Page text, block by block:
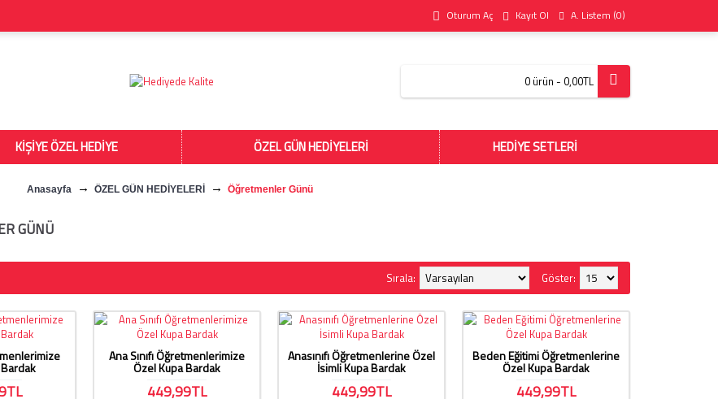
Oturum Aç Kayıt Ol A. Listem (0)
0 ürün - 0,00TL
KİŞİYE ÖZEL HEDİYE ÖZEL GÜN HEDİYELERİ HEDİYE SETLERİ
Anasayfa ÖZEL GÜN HEDİYELERİ Öğretmenler Günü
GÜNÜ
Göster:
Sırala:
Ana Sınıfı Öğretmenlerimize
Özel Kupa Bardak
449,99TL
Anasınıfı Öğretmenlerine Özel
İsimli Kupa Bardak
449,99TL
Beden Eğitimi Öğretmenlerine
Özel Kupa Bardak
449,99TL